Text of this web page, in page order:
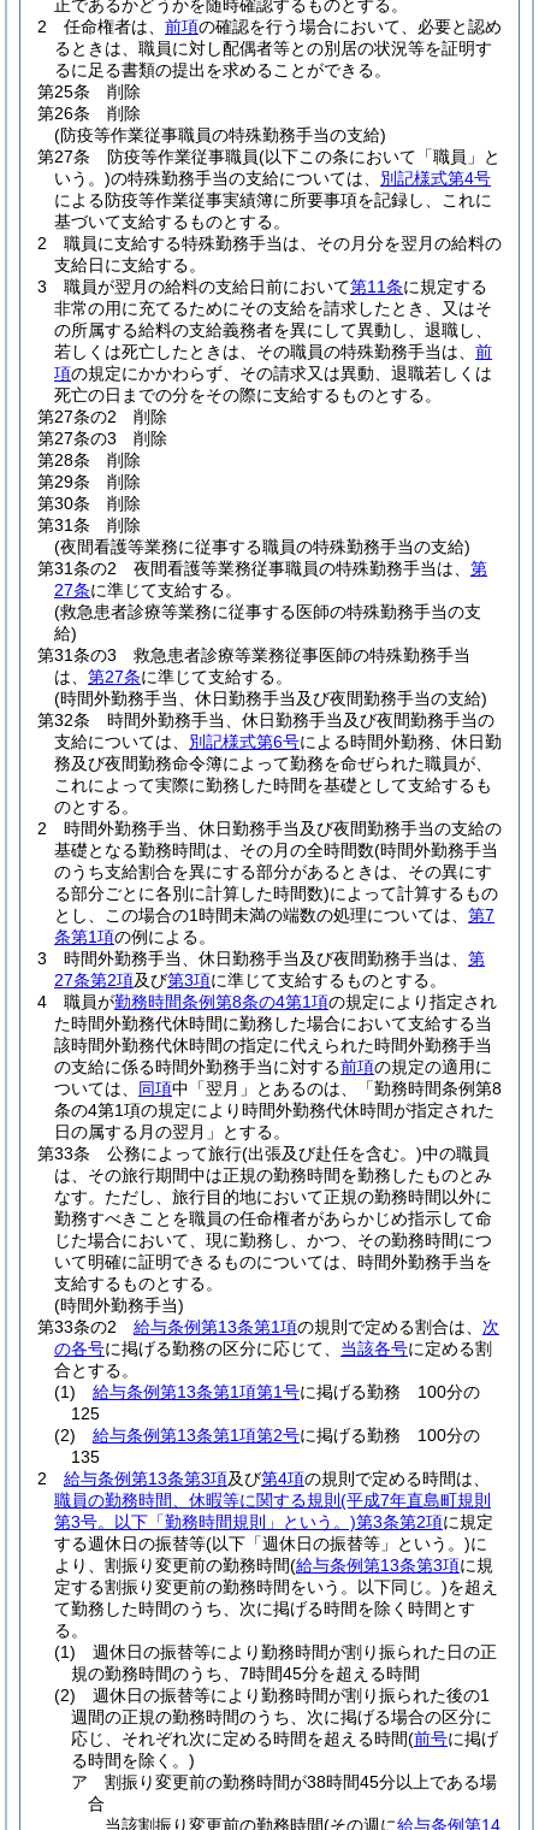
正であるかどうかを随時確認するものとする。
2
任命権者は、 前項の確認を行う場合において、必要と認め
るときは、職員に対し配偶者等との別居の状況等を証明す
るに足る書類の提出を求めることができる。
第25条
削除
第26条
削除
(防疫等作業従事職員の特殊勤務手当の支給)
第27条
防疫等作業従事職員(以下この条において「職員」と
いう。)の特殊勤務手当の支給については、 別記様式第4号
による防疫等作業従事実績簿に所要事項を記録し、これに
基づいて支給するものとする。
2
職員に支給する特殊勤務手当は、その月分を翌月の給料の
支給日に支給する。
3
職員が翌月の給料の支給日前において第11条に規定する
非常の用に充てるためにその支給を請求したとき、又はそ
の所属する給料の支給義務者を異にして異動し、退職し、
若しくは死亡したときは、その職員の特殊勤務手当は、 前
項の規定にかかわらず、その請求又は異動、退職若しくは
死亡の日までの分をその際に支給するものとする。
第27条の2
削除
第27条の3
削除
第28条
削除
第29条
削除
第30条
削除
第31条
削除
(夜間看護等業務に従事する職員の特殊勤務手当の支給)
第31条の2
夜間看護等業務従事職員の特殊勤務手当は、 第
27条に準じて支給する。
(救急患者診療等業務に従事する医師の特殊勤務手当の支
給)
第31条の3
救急患者診療等業務従事医師の特殊勤務手当
は、 第27条に準じて支給する。
(時間外勤務手当、休日勤務手当及び夜間勤務手当の支給)
第32条
時間外勤務手当、休日勤務手当及び夜間勤務手当の
支給については、 別記様式第6号による時間外勤務、休日勤
務及び夜間勤務命令簿によって勤務を命ぜられた職員が、
これによって実際に勤務した時間を基礎として支給するも
のとする。
2
時間外勤務手当、休日勤務手当及び夜間勤務手当の支給の
基礎となる勤務時間は、その月の全時間数(時間外勤務手当
のうち支給割合を異にする部分があるときは、その異にす
る部分ごとに各別に計算した時間数)によって計算するもの
とし、この場合の1時間未満の端数の処理については、 第7
条第1項の例による。
3
時間外勤務手当、休日勤務手当及び夜間勤務手当は、 第
27条第2項及び第3項に準じて支給するものとする。
4
職員が勤務時間条例第8条の4第1項の規定により指定され
た時間外勤務代休時間に勤務した場合において支給する当
該時間外勤務代休時間の指定に代えられた時間外勤務手当
の支給に係る時間外勤務手当に対する前項の規定の適用に
ついては、 同項中「翌月」とあるのは、「勤務時間条例第8
条の4第1項の規定により時間外勤務代休時間が指定された
日の属する月の翌月」とする。
第33条
公務によって旅行(出張及び赴任を含む。)中の職員
は、その旅行期間中は正規の勤務時間を勤務したものとみ
なす。 ただし、旅行目的地において正規の勤務時間以外に
勤務すべきことを職員の任命権者があらかじめ指示して命
じた場合において、現に勤務し、かつ、その勤務時間につ
いて明確に証明できるものについては、時間外勤務手当を
支給するものとする。
(時間外勤務手当)
第33条の2
給与条例第13条第1項の規則で定める割合は、 次
の各号に掲げる勤務の区分に応じて、 当該各号に定める割
合とする。
(1)
給与条例第13条第1項第1号に掲げる勤務 100分の
125
(2)
給与条例第13条第1項第2号に掲げる勤務 100分の
135
2
給与条例第13条第3項及び第4項の規則で定める時間は、
職員の勤務時間、休暇等に関する規則 (平成7年直島町規則
第3号。以下「勤務時間規則」という。)第3条第2項に規定
する週休日の振替等(以下「週休日の振替等」という。)に
より、割振り変更前の勤務時間(給与条例第13条第3項に規
定する割振り変更前の勤務時間をいう。以下同じ。)を超え
て勤務した時間のうち、次に掲げる時間を除く時間とす
る。
(1)
週休日の振替等により勤務時間が割り振られた日の正
規の勤務時間のうち、7時間45分を超える時間
(2)
週休日の振替等により勤務時間が割り振られた後の1
週間の正規の勤務時間のうち、次に掲げる場合の区分に
応じ、それぞれ次に定める時間を超える時間(前号に掲げ
る時間を除く。)
ア
割振り変更前の勤務時間が38時間45分以上である場
合
当該割振り変更前の勤務時間(その週に給与条例第14